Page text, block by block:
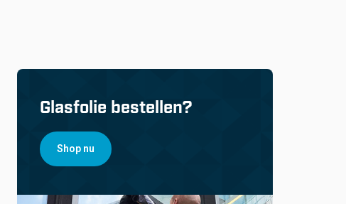
Glasfolie bestellen?
Shop nu